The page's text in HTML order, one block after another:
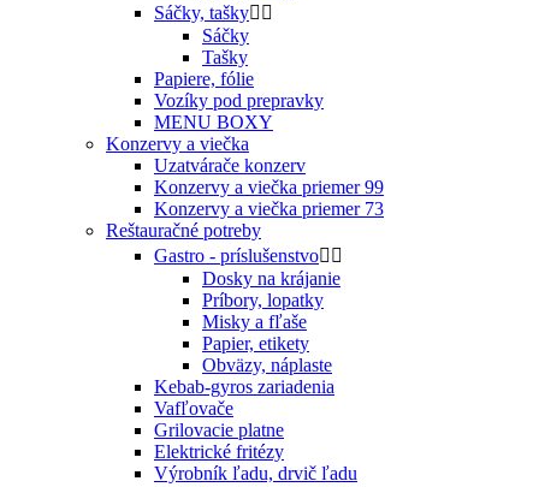
Sáčky, tašky 
Sáčky
Tašky
Papiere, fólie
Vozíky pod prepravky
MENU BOXY
Konzervy a viečka
Uzatvárače konzerv
Konzervy a viečka priemer 99
Konzervy a viečka priemer 73
Reštauračné potreby
Gastro - príslušenstvo 
Dosky na krájanie
Príbory, lopatky
Misky a fľaše
Papier, etikety
Obväzy, náplaste
Kebab-gyros zariadenia
Vafľovače
Grilovacie platne
Elektrické fritézy
Výrobník ľadu, drvič ľadu